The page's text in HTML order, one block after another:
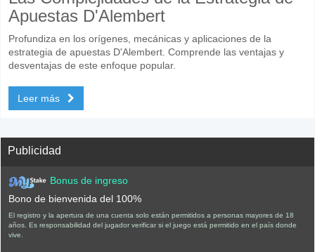
Apuestas D'Alembert
Profundiza en los orígenes, mecánicas y aplicaciones de la
estrategia de apuestas D'Alembert. Comprende las ventajas y
desventajas de este enfoque popular.
Leer más
Publicidad
Bonus de ingreso
Bono de bienvenida del 100%
El registro y la apertura de una cuenta solo están permitidos a personas mayores de 18
años. Es responsabilidad del jugador verificar si el juego está permitido en el país donde
vive.